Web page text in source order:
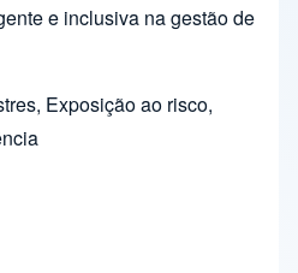
e inclusiva na gestão de
Exposição ao risco,